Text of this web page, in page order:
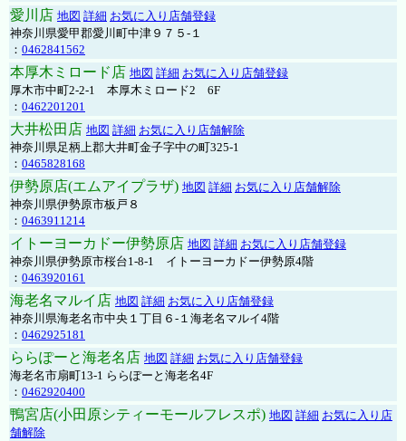
愛川店 地図 詳細 お気に入り店舗登録
神奈川県愛甲郡愛川町中津９７５-１
： 0462841562
本厚木ミロード店 地図 詳細 お気に入り店舗登録
厚木市中町2-2-1 本厚木ミロード2 6F
： 0462201201
大井松田店 地図 詳細 お気に入り店舗解除
神奈川県足柄上郡大井町金子字中の町325-1
： 0465828168
伊勢原店(エムアイプラザ) 地図 詳細 お気に入り店舗解除
神奈川県伊勢原市板戸８
： 0463911214
イトーヨーカドー伊勢原店 地図 詳細 お気に入り店舗登録
神奈川県伊勢原市桜台1-8-1 イトーヨーカドー伊勢原4階
： 0463920161
海老名マルイ店 地図 詳細 お気に入り店舗登録
神奈川県海老名市中央１丁目６-１海老名マルイ4階
： 0462925181
ららぽーと海老名店 地図 詳細 お気に入り店舗登録
海老名市扇町13-1 ららぽーと海老名4F
： 0462920400
鴨宮店(小田原シティーモールフレスポ) 地図 詳細 お気に入り店
舗解除